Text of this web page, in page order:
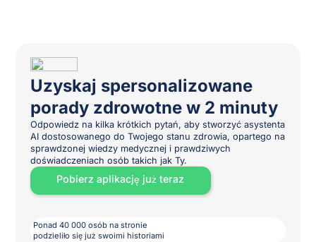
Uzyskaj spersonalizowane
porady zdrowotne w 2 minuty
Odpowiedz na kilka krótkich pytań, aby stworzyć asystenta
AI dostosowanego do Twojego stanu zdrowia, opartego na
sprawdzonej wiedzy medycznej i prawdziwych
doświadczeniach osób takich jak Ty.
Pobierz aplikację już teraz
Ponad 40 000 osób na stronie
podzieliło się już swoimi historiami